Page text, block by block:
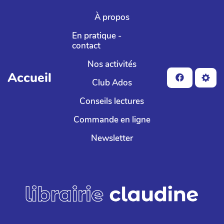
Aller au contenu principal
Accueil
À propos
En pratique -
contact
Nos activités
Club Ados
Conseils lectures
Commande en ligne
Newsletter